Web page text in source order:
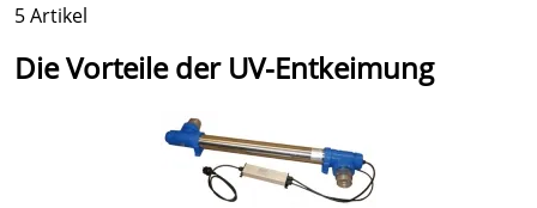
5 Artikel
Die Vorteile der UV-Entkeimung